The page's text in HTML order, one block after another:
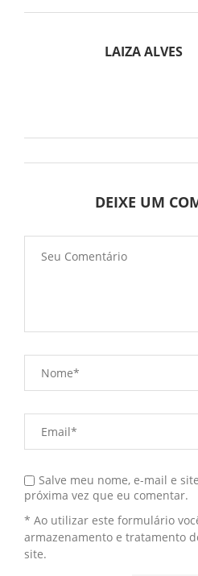
LAIZA ALVES
DEIXE UM
Salve meu nome, e-mail e
próxima vez que eu comentar.
* Ao utilizar este formulário
armazenamento e tratamento
site.